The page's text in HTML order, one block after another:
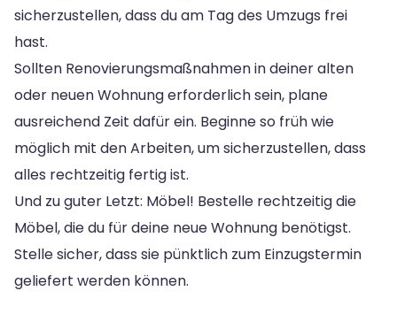
sicherzustellen, dass du am Tag des Umzugs frei
hast.
Sollten Renovierungsmaßnahmen in deiner alten
oder neuen Wohnung erforderlich sein, plane
ausreichend Zeit dafür ein. Beginne so früh wie
möglich mit den Arbeiten, um sicherzustellen, dass
alles rechtzeitig fertig ist.
Und zu guter Letzt: Möbel! Bestelle rechtzeitig die
Möbel, die du für deine neue Wohnung benötigst.
Stelle sicher, dass sie pünktlich zum Einzugstermin
geliefert werden können.